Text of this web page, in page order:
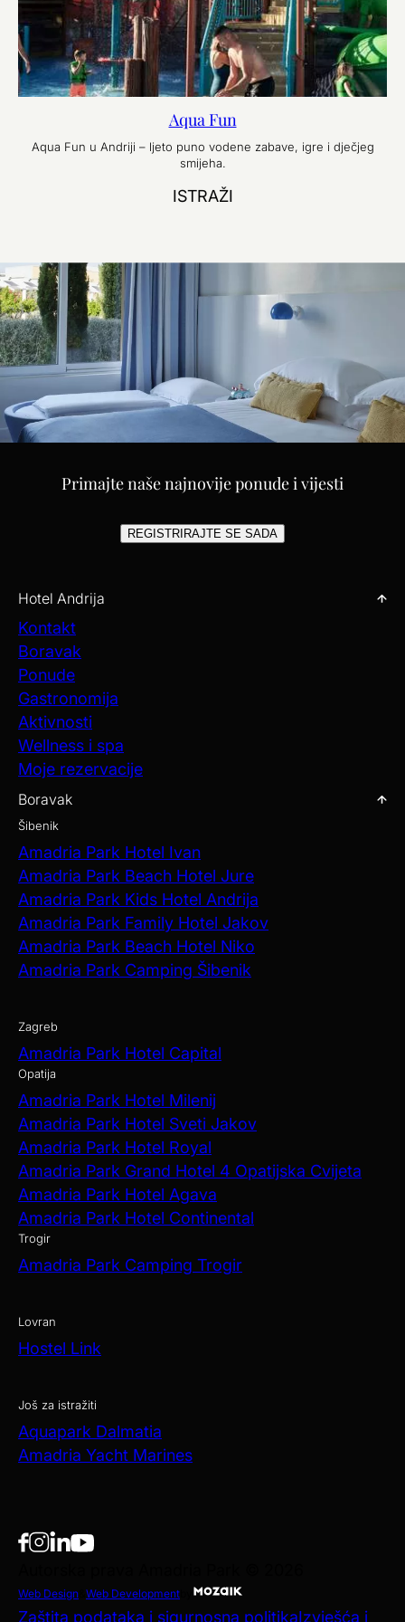
Aqua Fun
Aqua Fun u Andriji – ljeto puno vodene zabave, igre i dječjeg
smijeha.
ISTRAŽI
Primajte naše najnovije ponude i vijesti
REGISTRIRAJTE SE SADA
Hotel Andrija
Kontakt
Boravak
Ponude
Gastronomija
Aktivnosti
Wellness i spa
Moje rezervacije
Boravak
Šibenik
Amadria Park Hotel Ivan
Amadria Park Beach Hotel Jure
Amadria Park Kids Hotel Andrija
Amadria Park Family Hotel Jakov
Amadria Park Beach Hotel Niko
Amadria Park Camping Šibenik
Zagreb
Amadria Park Hotel Capital
Opatija
Amadria Park Hotel Milenij
Amadria Park Hotel Sveti Jakov
Amadria Park Hotel Royal
Amadria Park Grand Hotel 4 Opatijska Cvijeta
Amadria Park Hotel Agava
Amadria Park Hotel Continental
Trogir
Amadria Park Camping Trogir
Lovran
Hostel Link
Još za istražiti
Aquapark Dalmatia
Amadria Yacht Marines
Web Design Web Development
Zaštita podataka i sigurnosna politikaIzvješća i